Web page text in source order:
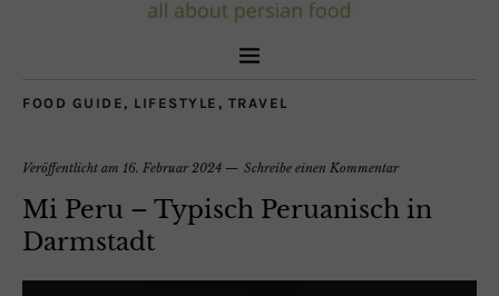
FOOD GUIDE , LIFESTYLE , TRAVEL
Veröffentlicht am 16. Februar 2024 Schreibe einen Kommentar
Mi Peru – Typisch Peruanisch in
Darmstadt